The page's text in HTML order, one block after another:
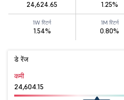
24,624.65 1.25%
1W रिटर्न
1.54%
1M रिटर्न
0.80%
डे रेंज
कमी
24,604.15